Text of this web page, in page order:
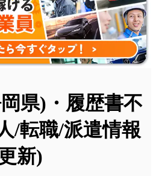
県)・履歴書不
/転職/派遣情報
新)